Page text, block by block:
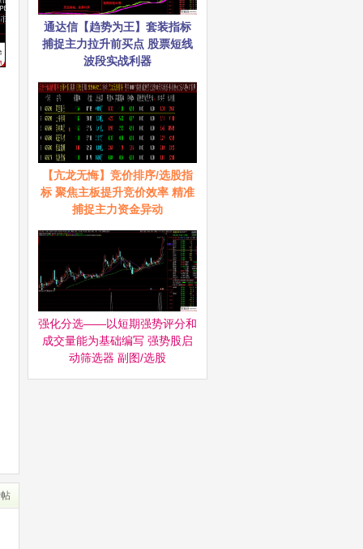
通达信【趋势为王】套装指标
捕捉主力拉升前买点 股票短线
波段实战利器
【亢龙无悔】竞价排序/选股指
标 聚焦主板提升竞价效率 精准
捕捉主力资金异动
强化分选——以短期强势评分和
成交量能为基础编写 强势股启
动筛选器‌ 副图/选股